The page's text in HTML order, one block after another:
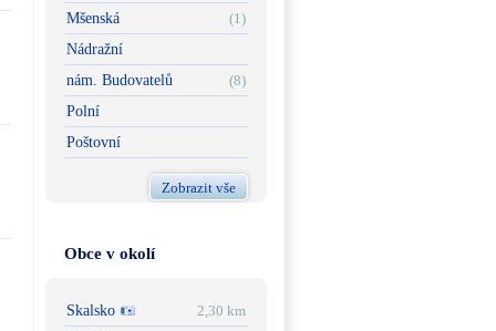
Mšenská
(1)
Nádražní
nám. Budovatelů
(8)
Polní
Poštovní
Zobrazit vše
Obce v okolí
Skalsko
2,30 km